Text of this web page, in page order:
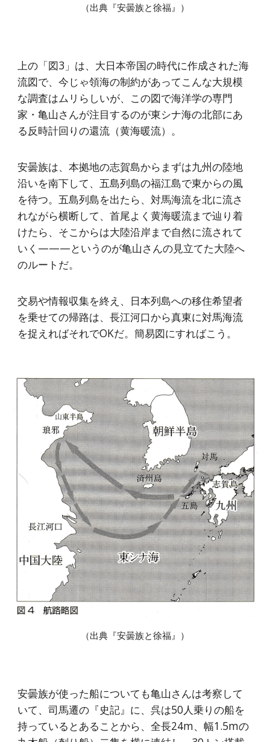
（出典『安曇族と徐福』）
上の「図3」は、大日本帝国の時代に作成された海
流図で、今じゃ領海の制約があってこんな大規模
な調査はムリらしいが、この図で海洋学の専門
家・亀山さんが注目するのが東シナ海の北部にあ
る反時計回りの還流（黄海暖流）。
安曇族は、本拠地の志賀島からまずは九州の陸地
沿いを南下して、五島列島の福江島で東からの風
を待つ。五島列島を出たら、対馬海流を北に流さ
れながら横断して、首尾よく黄海暖流まで辿り着
けたら、そこからは大陸沿岸まで自然に流されて
いく———というのが亀山さんの見立てた大陸へ
のルートだ。
交易や情報収集を終え、日本列島への移住希望者
を乗せての帰路は、長江河口から真東に対馬海流
を捉えればそれでOKだ。簡易図にすればこう。
（出典『安曇族と徐福』）
安曇族が使った船についても亀山さんは考察して
いて、司馬遷の『史記』に、呉は50人乗りの船を
持っているとあることから、全長24m、幅1.5mの